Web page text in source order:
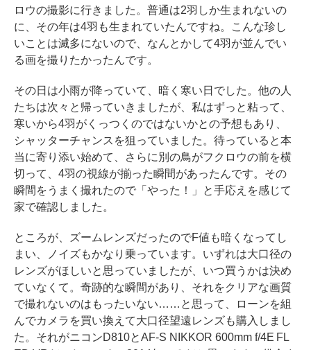
ロウの撮影に行きました。普通は2羽しか生まれないの
に、その年は4羽も生まれていたんですね。こんな珍し
いことは滅多にないので、なんとかして4羽が並んでい
る画を撮りたかったんです。
その日は小雨が降っていて、暗く寒い日でした。他の人
たちは次々と帰っていきましたが、私はずっと粘って、
寒いから4羽がくっつくのではないかとの予想もあり、
シャッターチャンスを狙っていました。待っていると本
当に寄り添い始めて、さらに別の鳥がフクロウの前を横
切って、4羽の視線が揃った瞬間があったんです。その
瞬間をうまく撮れたので「やった！」と手応えを感じて
家で確認しました。
ところが、ズームレンズだったのでF値も暗くなってし
まい、ノイズもかなり乗っています。いずれは大口径の
レンズがほしいと思っていましたが、いつ買うかは決め
ていなくて。奇跡的な瞬間があり、それをクリアな画質
で撮れないのはもったいない……と思って、ローンを組
んでカメラを買い換えて大口径望遠レンズも購入しまし
た。それがニコンD810とAF-S NIKKOR 600mm f/4E FL